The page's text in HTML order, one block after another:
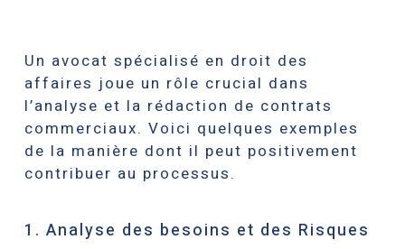
Un avocat spécialisé en droit des
affaires joue un rôle crucial dans
l’analyse et la rédaction de contrats
commerciaux. Voici quelques exemples
de la manière dont il peut positivement
contribuer au processus.
1. Analyse des besoins et des Risques